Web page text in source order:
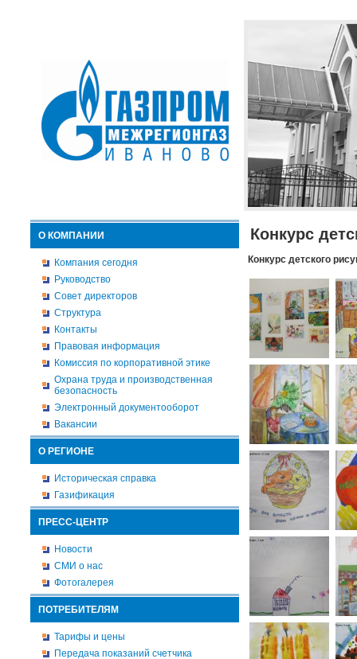
О КОМПАНИИ
Компания сегодня
Руководство
Совет директоров
Структура
Контакты
Правовая информация
Комиссия по корпоративной этике
Охрана труда и производственная
безопасность
Электронный документооборот
Вакансии
О РЕГИОНЕ
Историческая справка
Газификация
ПРЕСС-ЦЕНТР
Новости
СМИ о нас
Фотогалерея
ПОТРЕБИТЕЛЯМ
Тарифы и цены
Передача показаний счетчика
Конкурс
Конкурс детского